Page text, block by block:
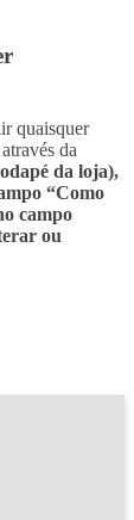
quaisquer
da
da loja),
“Como
campo
ou